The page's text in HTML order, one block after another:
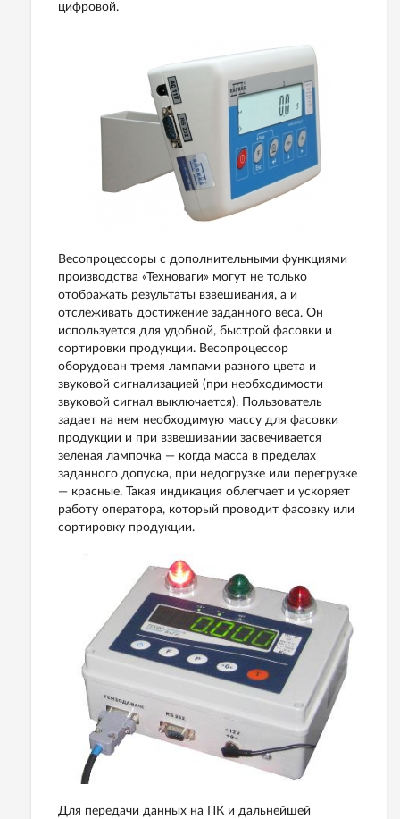
цифровой.
Весопроцессоры с дополнительными функциями
производства «Техноваги» могут не только
отображать результаты взвешивания, а и
отслеживать достижение заданного веса. Он
используется для удобной, быстрой фасовки и
сортировки продукции. Весопроцессор
оборудован тремя лампами разного цвета и
звуковой сигнализацией (при необходимости
звуковой сигнал выключается). Пользователь
задает на нем необходимую массу для фасовки
продукции и при взвешивании засвечивается
зеленая лампочка — когда масса в пределах
заданного допуска, при недогрузке или перегрузке
— красные. Такая индикация облегчает и ускоряет
работу оператора, который проводит фасовку или
сортировку продукции.
Для передачи данных на ПК и дальнейшей